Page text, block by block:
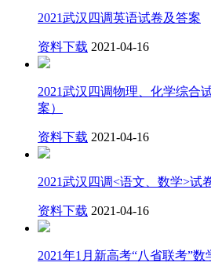
2021武汉四调英语试卷及答案
资料下载 2021-04-16
2021武汉四调物理、化学综合
案）
资料下载 2021-04-16
2021武汉四调<语文、数学>试
资料下载 2021-04-16
2021年1月新高考“八省联考”